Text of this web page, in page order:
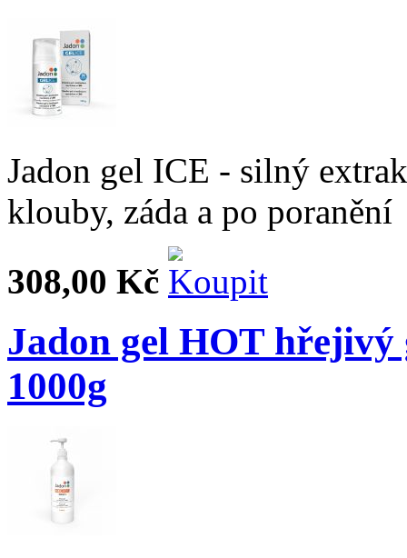
Jadon gel ICE - silný
klouby, záda a po poranění
308,00 Kč
Jadon gel HOT hřejivý
1000g